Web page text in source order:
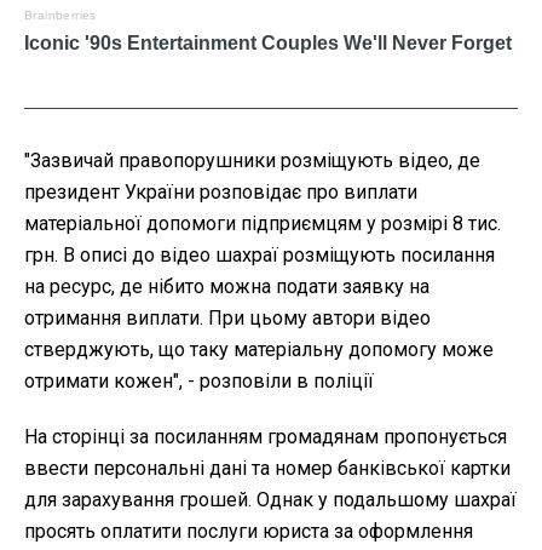
"Зазвичай правопорушники розміщують відео, де
президент України розповідає про виплати
матеріальної допомоги підприємцям у розмірі 8 тис.
грн. В описі до відео шахраї розміщують посилання
на ресурс, де нібито можна подати заявку на
отримання виплати. При цьому автори відео
стверджують, що таку матеріальну допомогу може
отримати кожен", - розповіли в поліції
На сторінці за посиланням громадянам пропонується
ввести персональні дані та номер банківської картки
для зарахування грошей. Однак у подальшому шахраї
просять оплатити послуги юриста за оформлення